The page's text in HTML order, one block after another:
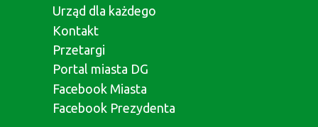
Urząd dla każdego
Kontakt
Przetargi
Portal miasta DG
Facebook Miasta
Facebook Prezydenta